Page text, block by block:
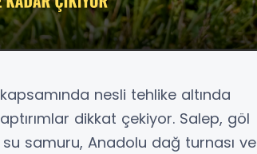
nesli tehlike altında
dikkat çekiyor. Salep, göl
samuru, Anadolu dağ turnası ve